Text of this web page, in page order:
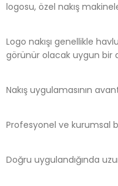
logosu, özel nakış
Logo nakışı genellikle
görünür olacak uygun bir
Nakış uygulamasının
Profesyonel ve kurumsal
Doğru uygulandığında